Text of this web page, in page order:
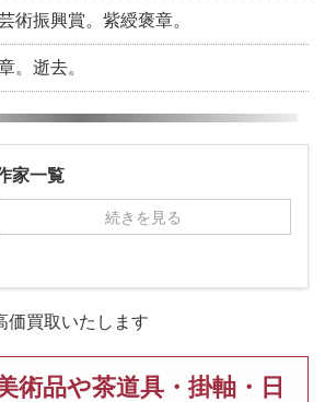
術振興賞。紫綬褒章。
。逝去。
家一覧
続きを見る
価買取いたします
術品や茶道具・掛軸・日